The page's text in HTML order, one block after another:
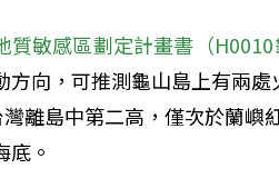
質敏感區劃定計畫書（H0010
方向，可推測龜山島上有兩
離島中第二高，僅次於蘭嶼
底。